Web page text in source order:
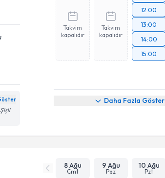
Takvim
kapalıdır
Takvim
kapalıdır
12:00
13:00
14:00
15:00
Daha Fazla Göster
8 Ağu
Cmt
9 Ağu
Paz
10 Ağu
Pzt